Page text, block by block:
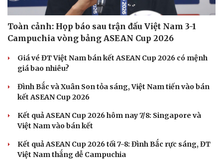
Văn hóa
Sân khấu - Điện ảnh
Văn học
Di sản
Nghệ sĩ
Toàn cảnh: Họp báo sau trận đấu Việt Nam 3-1
Campuchia vòng bảng ASEAN Cup 2026
Giá vé ĐT Việt Nam bán kết ASEAN Cup 2026 có mệnh
giá bao nhiêu?
Đình Bắc và Xuân Son tỏa sáng, Việt Nam tiến vào bán
kết ASEAN Cup 2026
Kết quả ASEAN Cup 2026 hôm nay 7/8: Singapore và
Việt Nam vào bán kết
Kết quả ASEAN Cup 2026 tối 7-8: Đình Bắc rực sáng, ĐT
Việt Nam thắng dễ Campuchia